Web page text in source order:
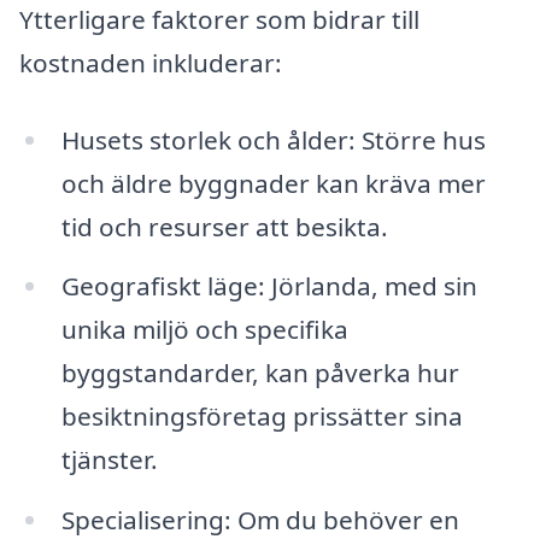
Ytterligare faktorer som bidrar till
kostnaden inkluderar:
Husets storlek och ålder: Större hus
och äldre byggnader kan kräva mer
tid och resurser att besikta.
Geografiskt läge: Jörlanda, med sin
unika miljö och specifika
byggstandarder, kan påverka hur
besiktningsföretag prissätter sina
tjänster.
Specialisering: Om du behöver en